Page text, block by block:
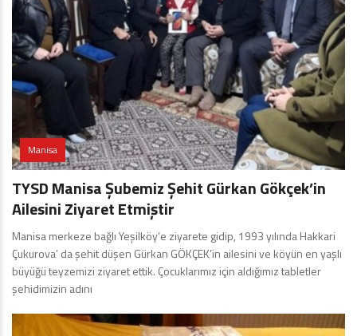
Manisa
TYSD Manisa Şubemiz Şehit Gürkan Gökçek’in
Ailesini Ziyaret Etmiştir
Manisa merkeze bağlı Yeşilköy’e ziyarete gidip, 1993 yılında Hakkari
Çukurova’ da şehit düşen Gürkan GÖKÇEK’in ailesini ve köyün en yaşlı
büyüğü teyzemizi ziyaret ettik. Çocuklarımız için aldığımız tabletler
şehidimizin adını